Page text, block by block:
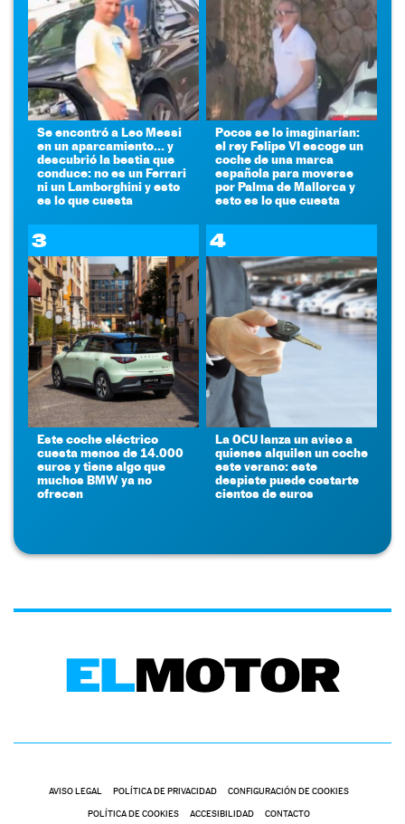
Se encontró a Leo Messi
en un aparcamiento... y
descubrió la bestia que
conduce: no es un Ferrari
ni un Lamborghini y esto
es lo que cuesta
Pocos se lo imaginarían:
el rey Felipe VI escoge un
coche de una marca
española para moverse
por Palma de Mallorca y
esto es lo que cuesta
3
Este coche eléctrico
cuesta menos de 14.000
euros y tiene algo que
muchos BMW ya no
ofrecen
4
La OCU lanza un aviso a
quienes alquilen un coche
este verano: este
despiste puede costarte
cientos de euros
AVISO LEGAL POLÍTICA DE PRIVACIDAD CONFIGURACIÓN DE COOKIES
POLÍTICA DE COOKIES ACCESIBILIDAD CONTACTO